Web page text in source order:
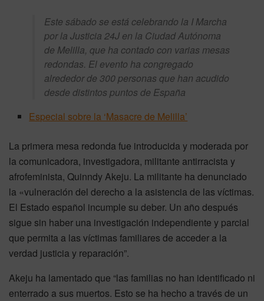
Este sábado se está celebrando la I Marcha
por la Justicia 24J en la Ciudad Autónoma
de Melilla, que ha contado con varias mesas
redondas. El evento ha congregado
alrededor de 300 personas que han acudido
desde distintos puntos de España
Especial sobre la ‘Masacre de Melilla’
La primera mesa redonda fue introducida y moderada por
la comunicadora, investigadora, militante antirracista y
afrofeminista, Quinndy Akeju. La militante ha denunciado
la «vulneración del derecho a la asistencia de las víctimas.
El Estado español incumple su deber. Un año después
sigue sin haber una investigación independiente y parcial
que permita a las víctimas familiares de acceder a la
verdad justicia y reparación”.
Akeju ha lamentado que “las familias no han identificado ni
enterrado a sus muertos. Esto se ha hecho a través de un